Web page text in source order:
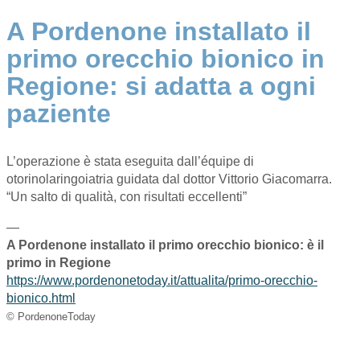
A Pordenone installato il
primo orecchio bionico in
Regione: si adatta a ogni
paziente
L’operazione è stata eseguita dall’équipe di
otorinolaringoiatria guidata dal dottor Vittorio Giacomarra.
“Un salto di qualità, con risultati eccellenti”
—
A Pordenone installato il primo orecchio bionico: è il
primo in Regione
https://www.pordenonetoday.it/attualita/primo-orecchio-
bionico.html
© PordenoneToday